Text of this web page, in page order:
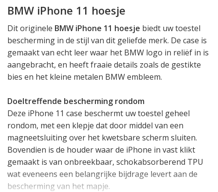
BMW iPhone 11 hoesje
Dit originele BMW iPhone 11 hoesje biedt uw toestel
bescherming in de stijl van dit geliefde merk. De case is
gemaakt van echt leer waar het BMW logo in reliëf in is
aangebracht, en heeft fraaie details zoals de gestikte
bies en het kleine metalen BMW embleem.
Doeltreffende bescherming rondom
Deze iPhone 11 case beschermt uw toestel geheel
rondom, met een klepje dat door middel van een
magneetsluiting over het kwetsbare scherm sluiten.
Bovendien is de houder waar de iPhone in vast klikt
gemaakt is van onbreekbaar, schokabsorberend TPU
wat eveneens een belangrijke bijdrage levert aan de
bescherming van het mapje.